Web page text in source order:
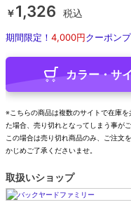
￥1,326 税込
期間限定！ 4,000円クーポン
カラー・サ
※こちらの商品は複数のサイトで在庫
た場合、売り切れとなってしまう事がご
この場合は売り切れ商品のみ、ご注文
かじめご了承くださいませ。
取扱いショップ